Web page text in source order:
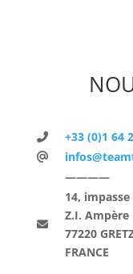
+33 (0)1 64
————
14, impasse
Z.I. Ampère
77220
FRANCE